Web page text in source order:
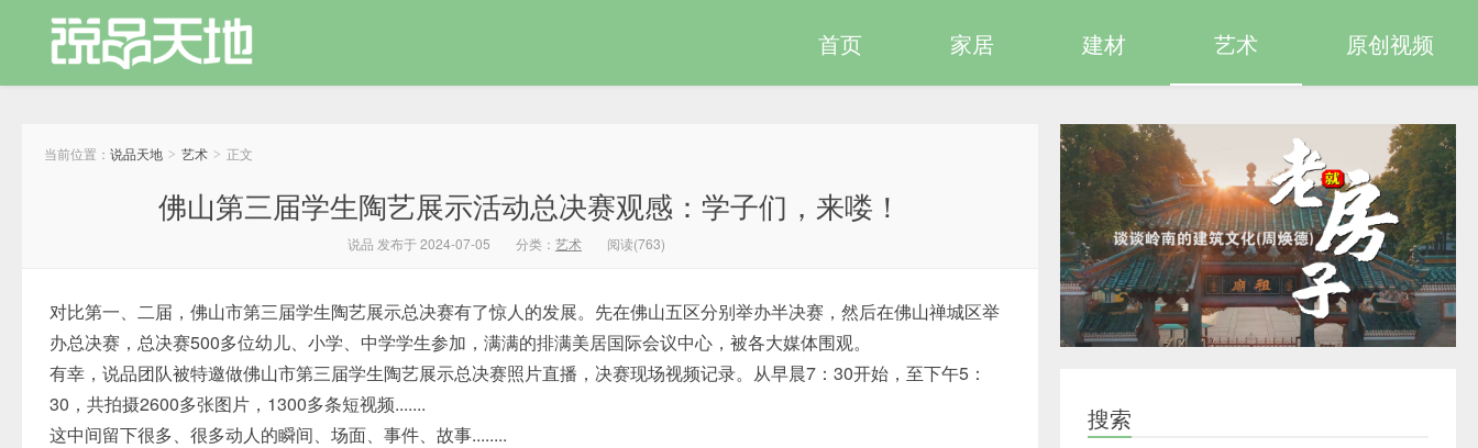
首页 家居 建材 艺术 原创视频
当前位置： 说品天地 > 艺术 > 正文
佛山第三届学生陶艺展示活动总决赛观感：学子们，来喽！
说品 发布于 2024-07-05 分类： 艺术 阅读(763)
对比第一、二届，佛山市第三届学生陶艺展示总决赛有了惊人的发展。先在佛山五区分别举办半决赛，然后在佛山禅城区举
办总决赛，总决赛500多位幼儿、小学、中学学生参加，满满的排满美居国际会议中心，被各大媒体围观。
有幸，说品团队被特邀做佛山市第三届学生陶艺展示总决赛照片直播，决赛现场视频记录。从早晨7：30开始，至下午5：
30，共拍摄2600多张图片，1300多条短视频.......
这中间留下很多、很多动人的瞬间、场面、事件、故事........
搜索